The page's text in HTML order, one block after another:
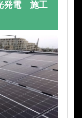
発電 施工